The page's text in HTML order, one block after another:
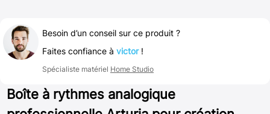
Besoin d’un conseil sur ce produit ?
Faites confiance à victor!
Spécialiste matériel Home Studio
Boîte à rythmes analogique